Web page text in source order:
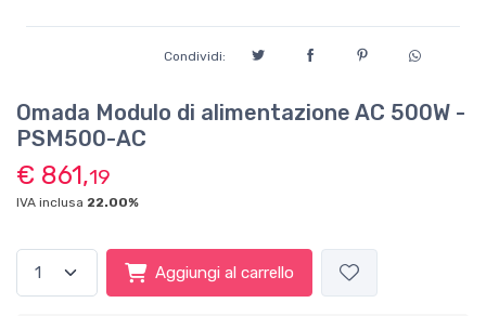
Condividi:
Omada Modulo di alimentazione AC 500W -
PSM500-AC
€ 861,19
IVA inclusa 22.00%
Aggiungi al carrello